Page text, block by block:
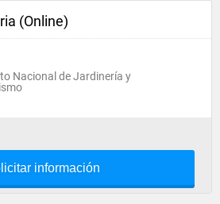
(Online)
Nacional de Jardinería y
información